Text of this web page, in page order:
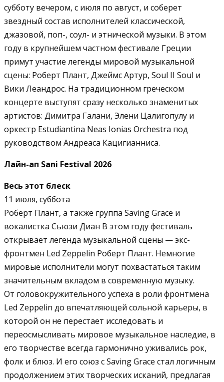
субботу вечером, с июля по август, и соберет
звездный состав исполнителей классической,
джазовой, поп-, соул- и этнической музыки. В этом
году в крупнейшем частном фестивале Греции
примут участие легенды мировой музыкальной
сцены: Роберт Плант, Джеймс Артур, Soul II Soul и
Вики Леандрос. На традиционном греческом
концерте выступят сразу несколько знаменитых
артистов: Димитра Галани, Элени Цалигопулу и
оркестр Estudiantina Neas Ionias Orchestra под
руководством Андреаса Кацигианниса.
Лайн-ап Sani Festival 2026
Весь этот блеск
11 июля, суббота
Роберт Плант, а также группа Saving Grace и
вокалистка Сьюзи Диан В этом году фестиваль
открывает легенда музыкальной сцены — экс-
фронтмен Led Zeppelin Роберт Плант. Немногие
мировые исполнители могут похвастаться таким
значительным вкладом в современную музыку.
От головокружительного успеха в роли фронтмена
Led Zeppelin до впечатляющей сольной карьеры, в
которой он не перестает исследовать и
переосмысливать мировое музыкальное наследие, в
его творчестве всегда гармонично уживались рок,
фолк и блюз. И его союз с Saving Grace стал логичным
продолжением этих творческих исканий, предлагая